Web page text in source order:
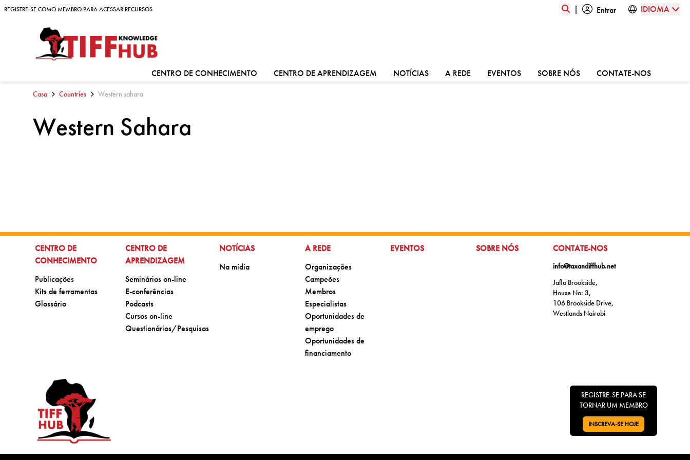
Skip to content
REGISTRE-SE COMO MEMBRO PARA ACESSAR RECURSOS
REGISTRE-SE COMO MEMBRO PARA ACESSAR RECURSOS | Entrar IDIOMA
CENTRO DE CONHECIMENTO VÁ PARA:
CENTRO DE APRENDIZAGEM VÁ PARA:
NOTÍCIASVÁ PARA:
A REDEVÁ PARA:EVENTOSVÁ PARA:SOBRE NÓSVÁ PARA:CONTATE-NOSVÁ PARA:
Casa Countries Western sahara
Western Sahara
IR PARA:
CENTRO DE
CONHECIMENTO
Ir para:
Publicações
Ir para:
Kits de ferramentas
Ir para:
Glossário
IR PARA:
CENTRO DE
APRENDIZAGEM
Ir para:
Seminários on-line
Ir para:
E-conferências
Ir para:
Podcasts
Ir para:
Cursos on-line
Ir para:
Questionários/Pesquisas
IR PARA:
NOTÍCIAS
Ir para:
Na mídia
IR PARA:
A REDE
Ir para:
Organizações
Ir para:
Campeões
Ir para:
Membros
Ir para:
Especialistas
Ir para:
Oportunidades de
emprego
Ir para:
Oportunidades de
financiamento
IR PARA:
EVENTOS IR PARA:
SOBRE NÓS IR PARA:
CONTATE-NOS
info@taxandiffhub.net
Jaflo Brookside,
House No: 3,
106 Brookside Drive,
Westlands Nairobi
REGISTRE-SE PARA SE
TORNAR UM MEMBRO
VÁ PARA:
INSCREVA-SE HOJE